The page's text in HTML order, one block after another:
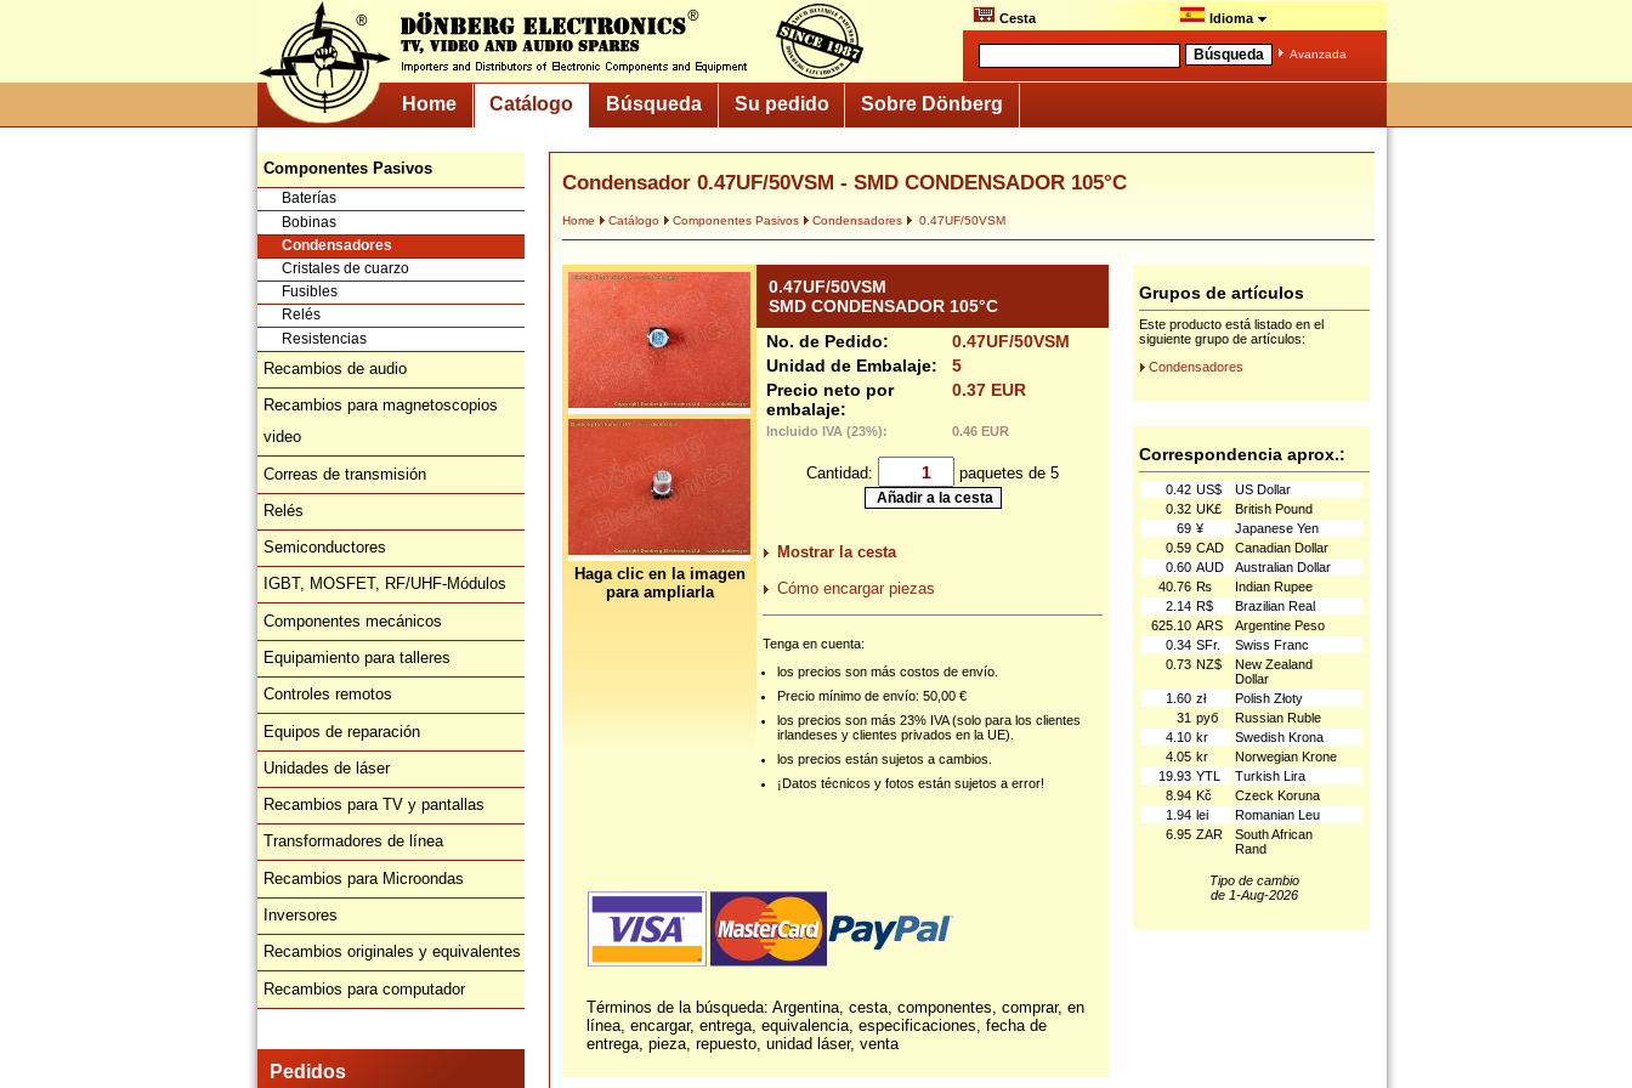
Cesta Idioma
Avanzada
Home Catálogo Búsqueda Su pedido Sobre Dönberg
Componentes Pasivos
Baterías
Bobinas
Condensadores
Cristales de cuarzo
Fusibles
Relés
Resistencias
Recambios de audio
Recambios para magnetoscopios
video
Correas de transmisión
Relés
Semiconductores
IGBT, MOSFET, RF/UHF-Módulos
Componentes mecánicos
Equipamiento para talleres
Controles remotos
Equipos de reparación
Unidades de láser
Recambios para TV y pantallas
Transformadores de línea
Recambios para Microondas
Inversores
Recambios originales y equivalentes
Recambios para computador
Pedidos
Condensador 0.47UF/50VSM - SMD CONDENSADOR 105°C
Home Catálogo Componentes Pasivos Condensadores 0.47UF/50VSM
Haga clic en la imagen
para ampliarla
0.47UF/50VSM
SMD CONDENSADOR 105°C
No. de Pedido:
0.47UF/50VSM
Unidad de Embalaje:
5
Precio neto por
embalaje:
0.37 EUR
Incluido IVA (23%): 0.46 EUR
Cantidad: paquetes de 5
Mostrar la cesta
Cómo encargar piezas
Tenga en cuenta:
los precios son más costos de envío.
Precio mínimo de envío: 50,00 €
los precios son más 23% IVA (solo para los clientes
irlandeses y clientes privados en la UE).
los precios están sujetos a cambios.
¡Datos técnicos y fotos están sujetos a error!
Términos de la búsqueda: Argentina, cesta, componentes, comprar, en
línea, encargar, entrega, equivalencia, especificaciones, fecha de
entrega, pieza, repuesto, unidad láser, venta
Grupos de artículos
Este producto está listado en el
siguiente grupo de artículos:
Condensadores
Correspondencia aprox.:
0.42 US$
US Dollar
0.32 UK£
British Pound
69 ¥
Japanese Yen
0.59 CAD
Canadian Dollar
0.60 AUD
Australian Dollar
40.76 ₨
Indian Rupee
2.14 R$
Brazilian Real
625.10 ARS
Argentine Peso
0.34 SFr.
Swiss Franc
0.73 NZ$
New Zealand
Dollar
1.60 zł
Polish Złoty
31 руб
Russian Ruble
4.10 kr
Swedish Krona
4.05 kr
Norwegian Krone
19.93 YTL
Turkish Lira
8.94 Kč
Czeck Koruna
1.94 lei
Romanian Leu
6.95 ZAR
South African
Rand
Tipo de cambio
de 1-Aug-2026